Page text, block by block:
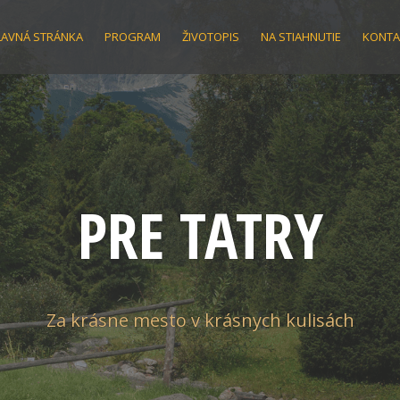
STRÁNKA PROGRAM ŽIVOTOPIS NA STIAHNUTIE
PRE TATRY
Za krásne mesto v krásnych kulisách